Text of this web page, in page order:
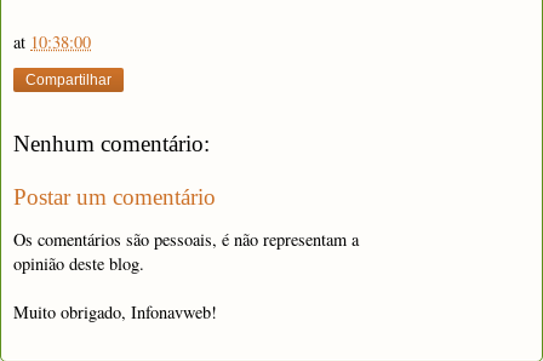
at 10:38:00
Compartilhar
Nenhum comentário:
Postar um comentário
Os comentários são pessoais, é não representam a
opinião deste blog.
Muito obrigado, Infonavweb!